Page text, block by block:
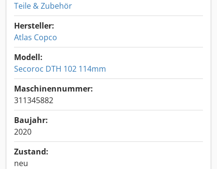
Teile & Zubehör
Hersteller:
Atlas Copco
Modell:
Secoroc DTH 102 114mm
Maschinennummer:
311345882
Baujahr:
2020
Zustand:
neu